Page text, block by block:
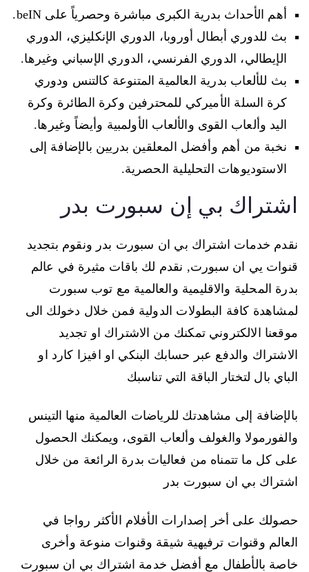
أهم الأحداث بدرية الكبرى مباشرة وحصرياً على beIN.
بث للدوري أبطال أوروبا، الدوري الإنكليزي، الدوري
الإيطالي، الدوري الفرنسي، الدوري الإسباني وغيرها.
بث للألعاب بدرية العالمية المتنوعة كالتنس ودوري
كرة السلة الأميركي للمحترفين وكرة الطائرة وكرة
اليد وألعاب القوى والألعاب الأولمبية وأيضاً وغيرها.
نخبة من أهم وأفضل المعلقين بدريين بالإضافة إلى
الاستوديوهات التحليلية الحصرية.
اشتراك بي إن سبورت بدر
نقدم خدمات اشتراك بي ان سبورت بدر ونقوم بتجديد
قنوات يي ان سبورت, نقدم لك باقات مثيرة في عالم
بدرة المحلية والاقليمية والعالمية مع توب سبورت
لمشاهدة كافة البطولات الدولية فمن خلال دخولك الى
موقعنا الالكتروني تمكنك من الاشتراك او تجديد
الاشتراك والدفع عبر حسابك البنكي او افيزا كارد او
الباي بال لتختار الباقة التي تناسبك
بالإضافة إلى مشاهدتك للرياضات العالمية منها التينس
والفورمولا والغولف وألعاب القوى، ويمكنك الحصول
على كل ما تتمناه من فعاليات بدرة الرائعة من خلال
اشتراك بي ان سبورت بدر
حصولك على أخر إصدارات الأفلام الأكثر رواجا في
العالم وقنوات ترفيهية شيقة وقنوات منوعة وأخرى
خاصة بالأطفال مع أفضل خدمة اشتراك بي ان سبورت